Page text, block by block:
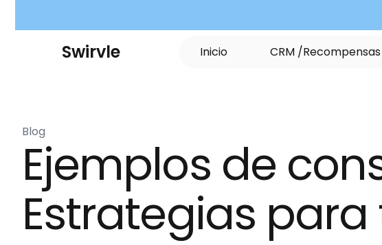
Swirvle Inicio CRM /Recompensas
Blog
Ejemplos de
Estrategias